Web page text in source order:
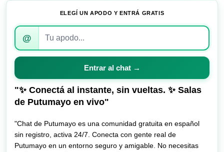
ELEGÍ UN APODO Y ENTRÁ GRATIS
Introduce
apodo
para
entrar
al
@
Entrar al chat →
"✨ Conectá al instante, sin vueltas. ✨ Salas
de Putumayo en vivo"
"Chat de Putumayo es una comunidad gratuita en español
sin registro, activa 24/7. Conecta con gente real de
Putumayo en un entorno seguro y amigable. No necesitas